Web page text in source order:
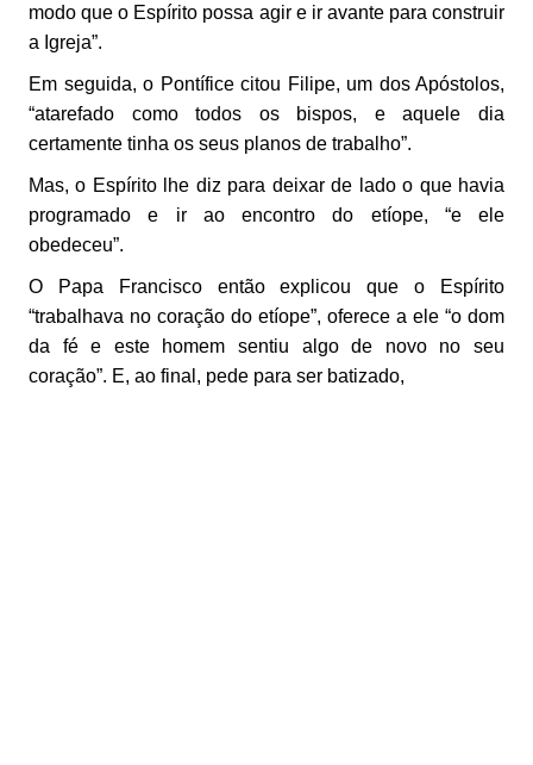
modo que o Espírito possa agir e ir avante para construir
a Igreja”.
Em seguida, o Pontífice citou Filipe, um dos Apóstolos,
“atarefado como todos os bispos, e aquele dia
certamente tinha os seus planos de trabalho”.
Mas, o Espírito lhe diz para deixar de lado o que havia
programado e ir ao encontro do etíope, “e ele
obedeceu”.
O Papa Francisco então explicou que o Espírito
“trabalhava no coração do etíope”, oferece a ele “o dom
da fé e este homem sentiu algo de novo no seu
coração”. E, ao final, pede para ser batizado,